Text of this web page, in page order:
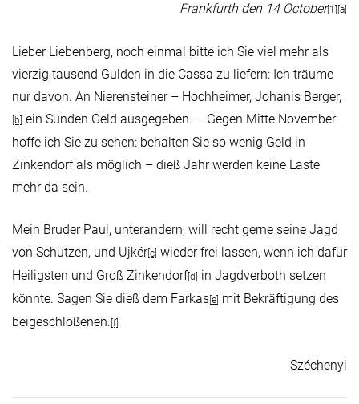
Frankfurth den 14 October[1] [a]
Lieber Liebenberg, noch einmal bitte ich Sie viel mehr als
vierzig tausend Gulden in die Cassa zu liefern: Ich träume
nur davon. An Nierensteiner – Hochheimer, Johanis Berger,
[b] ein Sünden Geld ausgegeben. – Gegen Mitte November
hoffe ich Sie zu sehen: behalten Sie so wenig Geld in
Zinkendorf als möglich – dieß Jahr werden keine Laste
mehr da sein.
Mein Bruder Paul, unterandern, will recht gerne seine Jagd
von Schützen, und Ujkér[c] wieder frei lassen, wenn ich dafür
Heiligsten und Groß Zinkendorf [d]
in Jagdverboth setzen
könnte. Sagen Sie dieß dem Farkas [e] mit Bekräftigung des
beigeschloßenen. [f]
Széchenyi